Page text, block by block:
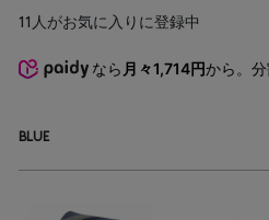
11 人がお気に入りに登録中
なら 月々1,714円から。
BLUE